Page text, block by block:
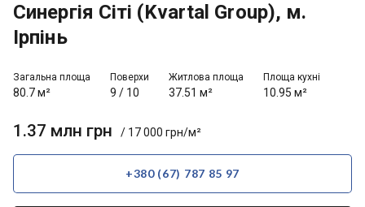
Синергія Сіті (Kvartal Group), м.
Ірпінь
Загальна площа
80.7 м²
Поверхи
9 / 10
Житлова площа
37.51 м²
Площа кухні
10.95 м²
1.37 млн грн / 17 000 грн/м²
+380 (67) 787 85 97